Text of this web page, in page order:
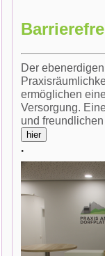
Der
ermöglichen
Versorgung.
und
.